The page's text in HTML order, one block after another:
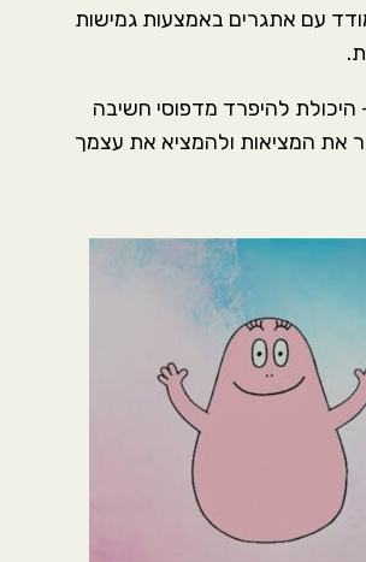
עם אתגרים באמצעות גמישות
היכולת להיפרד מדפוסי חשיבה
את המציאות ולהמציא את עצמך